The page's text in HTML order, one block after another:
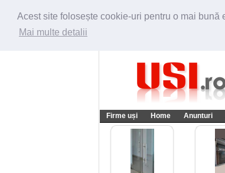
Acest site folosește cookie-uri pentru o mai
Mai multe detalii
Firme uși Home Anunturi